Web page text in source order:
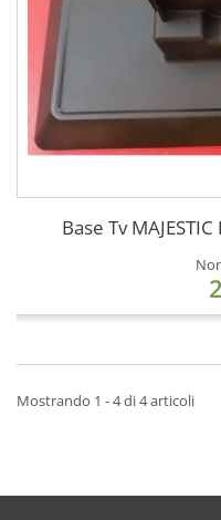
Base Tv
Mostrando 1 - 4 di 4 articoli